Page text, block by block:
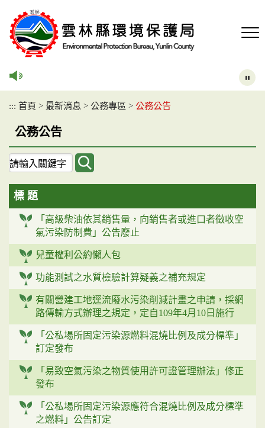
::: 首頁 > 最新消息 > 公務專區 > 公務公告
公務公告
關
鍵
字
查
詢
標 題
「高級柴油依其銷售量，向銷售者或進口者徵收空
氣污染防制費」公告廢止
兒童權利公約懶人包
功能測試之水質檢驗計算疑義之補充規定
有關營建工地逕流廢水污染削減計畫之申請，採網
路傳輸方式辦理之規定，定自109年4月10日施行
「公私場所固定污染源燃料混燒比例及成分標準」
訂定發布
「易致空氣污染之物質使用許可證管理辦法」修正
發布
「公私場所固定污染源應符合混燒比例及成分標準
之燃料」公告訂定